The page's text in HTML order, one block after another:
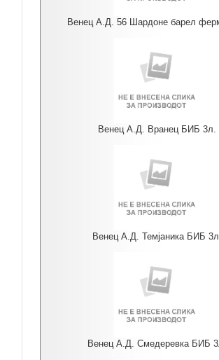
Венец А.Д. 56 Шардоне барел
Венец А.Д. Вранец БИБ 3л.
Венец А.Д. Темјаника БИБ
Венец А.Д. Смедеревка БИБ